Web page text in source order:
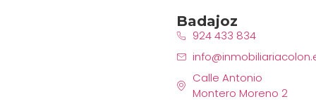
Badajoz
924 433 834
Calle Antonio
Montero Moreno 2